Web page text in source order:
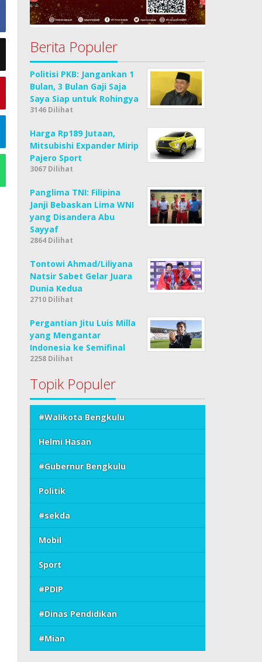
Berita Populer
Politisi PKB: Jangankan 1
Bulan, 3 Bulan Gaji Saja
Saya Siap untuk Rohingya
3146 Dilihat
Harga Rp189 Jutaan,
Mitsubishi Expander Mirip
Pajero Sport
3067 Dilihat
Panglima TNI: Filipina
Janji Bebaskan Lima WNI
yang Disandera Abu
Sayyaf
2864 Dilihat
Tontowi Ahmad/Liliyana
Natsir Sabet Gelar Juara
Dunia Kedua
2710 Dilihat
Pergantian Jitu Luis Milla
yang Mengantar
Indonesia ke Semifinal
2258 Dilihat
Topik Populer
#Walikota Bengkulu
Helmi Hasan
#Gubernur Bengkulu
Politik
#sekda
Mobil
Sport
#PDIP
#Dinas Pendidikan
#Mian